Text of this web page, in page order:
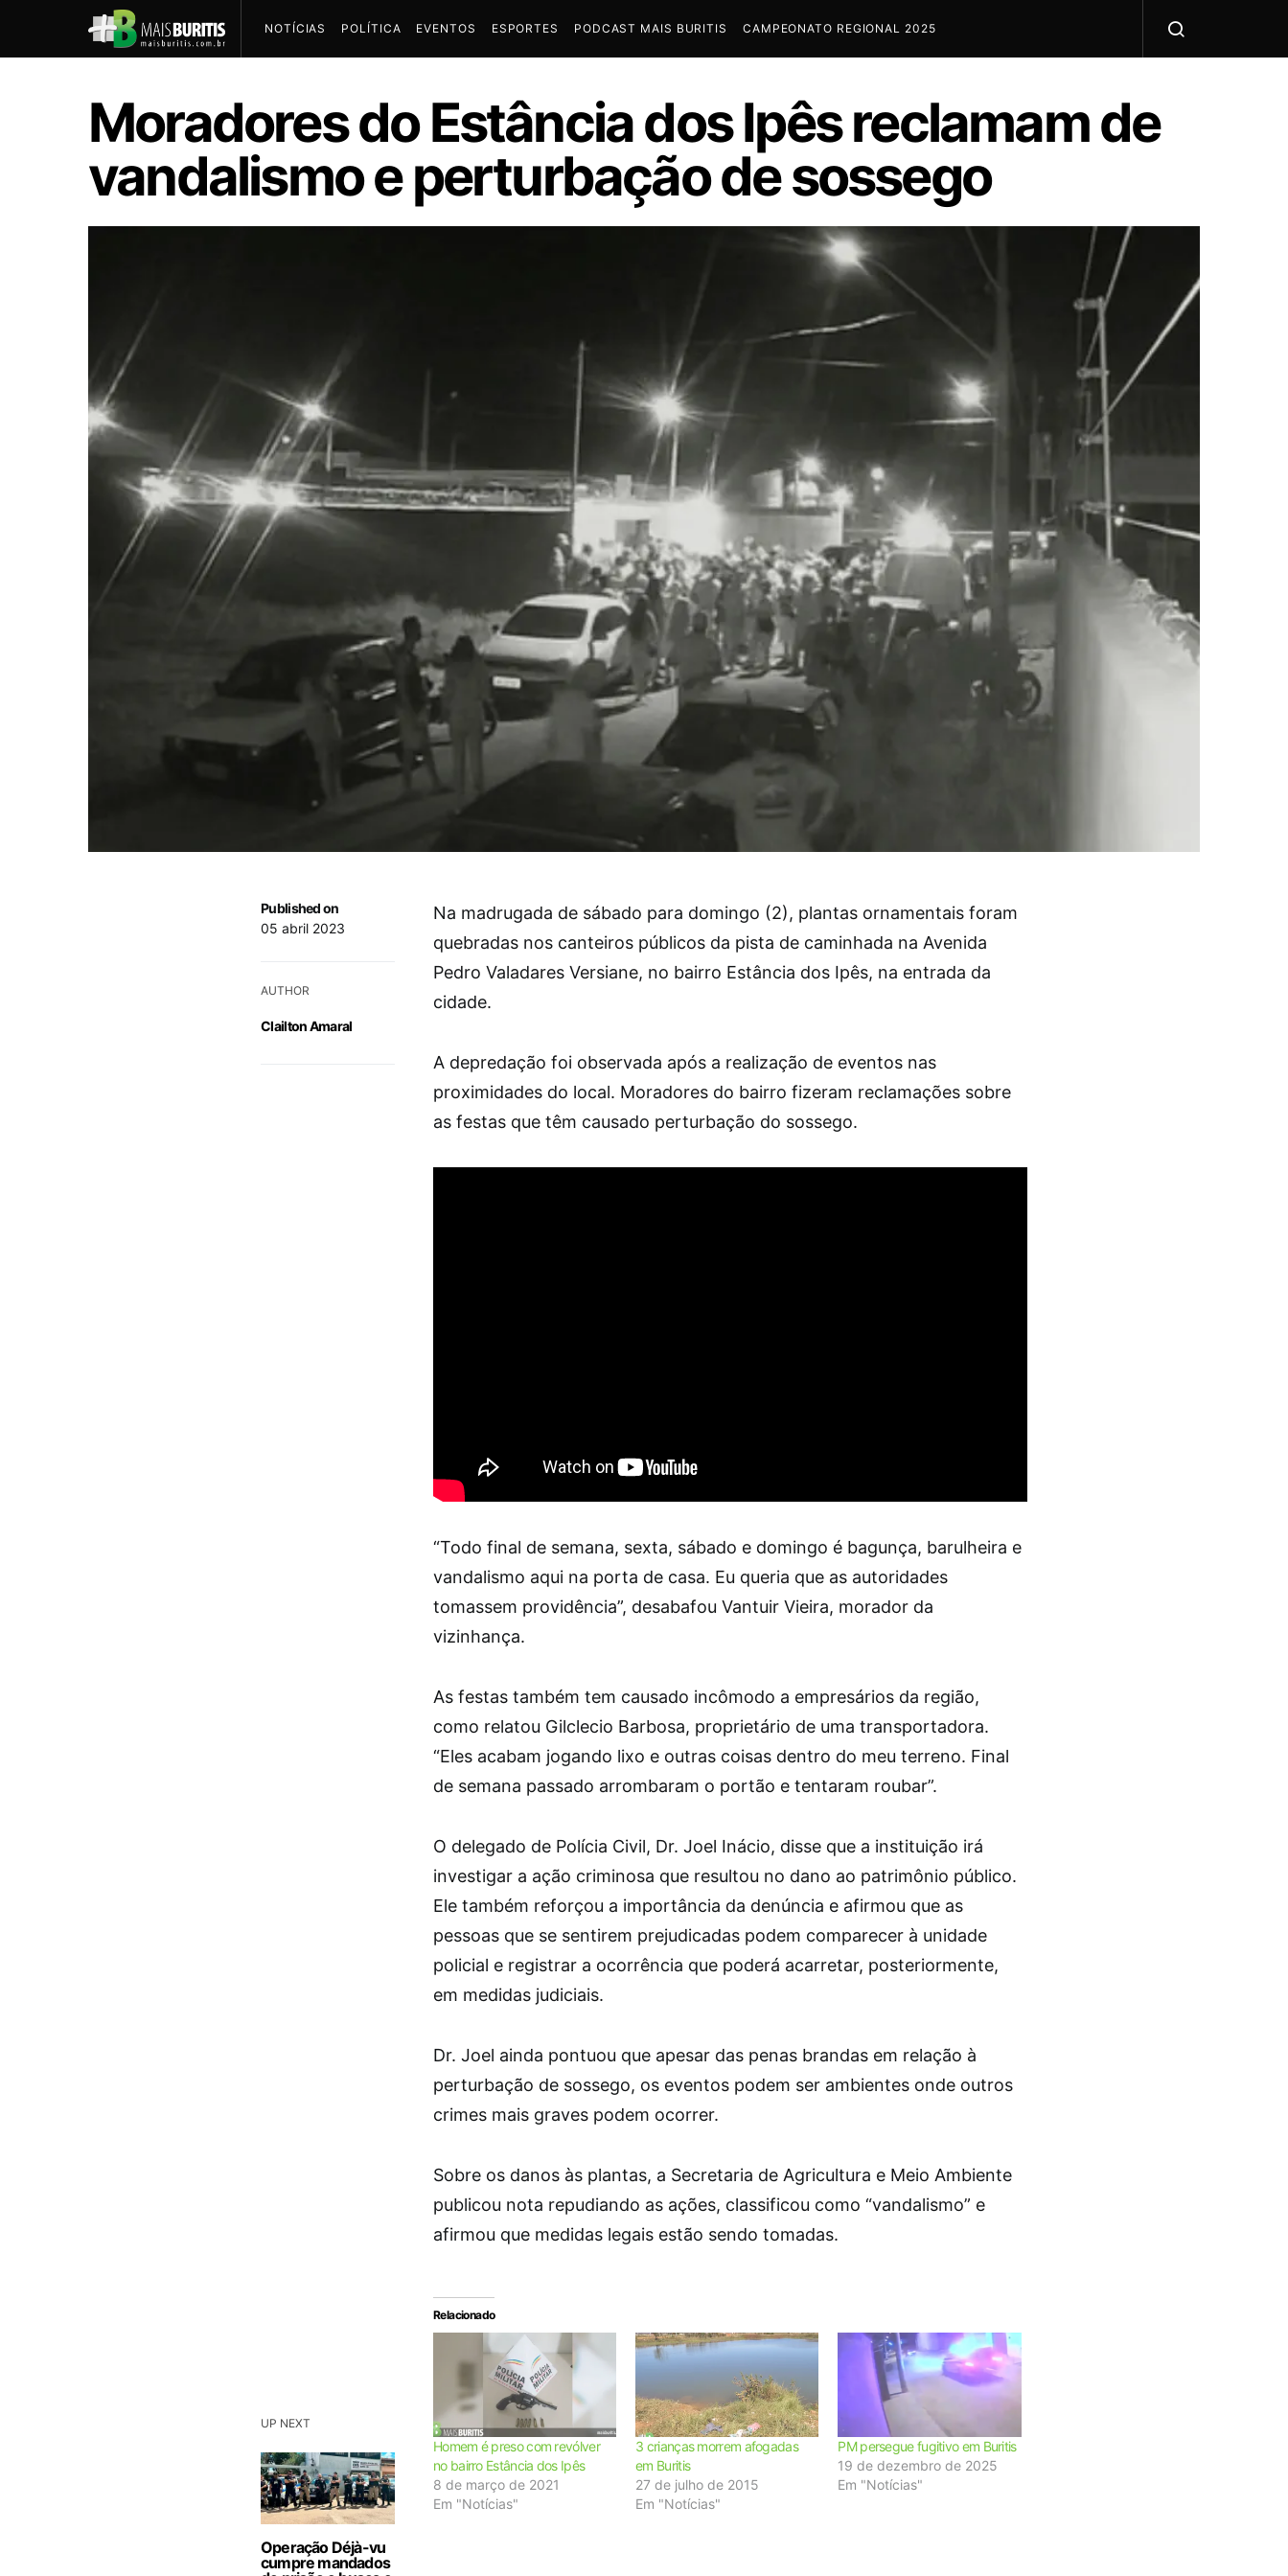
NOTÍCIAS POLÍTICA EVENTOS ESPORTES PODCAST MAIS BURITIS CAMPEONATO REGIONAL 2025
Moradores do Estância dos Ipês reclamam de
vandalismo e perturbação de sossego
UP NEXT
Operação Déjà-vu
cumpre mandados
Published on
05 abril 2023
AUTHOR
Clailton Amaral
Na madrugada de sábado para domingo (2), plantas ornamentais foram
quebradas nos canteiros públicos da pista de caminhada na Avenida
Pedro Valadares Versiane, no bairro Estância dos Ipês, na entrada da
cidade.
A depredação foi observada após a realização de eventos nas
proximidades do local. Moradores do bairro fizeram reclamações sobre
as festas que têm causado perturbação do sossego.
“Todo final de semana, sexta, sábado e domingo é bagunça, barulheira e
vandalismo aqui na porta de casa. Eu queria que as autoridades
tomassem providência”, desabafou Vantuir Vieira, morador da
vizinhança.
As festas também tem causado incômodo a empresários da região,
como relatou Gilclecio Barbosa, proprietário de uma transportadora.
“Eles acabam jogando lixo e outras coisas dentro do meu terreno. Final
de semana passado arrombaram o portão e tentaram roubar”.
O delegado de Polícia Civil, Dr. Joel Inácio, disse que a instituição irá
investigar a ação criminosa que resultou no dano ao patrimônio público.
Ele também reforçou a importância da denúncia e afirmou que as
pessoas que se sentirem prejudicadas podem comparecer à unidade
policial e registrar a ocorrência que poderá acarretar, posteriormente,
em medidas judiciais.
Dr. Joel ainda pontuou que apesar das penas brandas em relação à
perturbação de sossego, os eventos podem ser ambientes onde outros
crimes mais graves podem ocorrer.
Sobre os danos às plantas, a Secretaria de Agricultura e Meio Ambiente
publicou nota repudiando as ações, classificou como “vandalismo” e
afirmou que medidas legais estão sendo tomadas.
Relacionado
Homem é preso com revólver
no bairro Estância dos Ipês
8 de março de 2021
Em "Notícias"
3 crianças morrem afogadas
em Buritis
27 de julho de 2015
Em "Notícias"
PM persegue fugitivo em Buritis
19 de dezembro de 2025
Em "Notícias"